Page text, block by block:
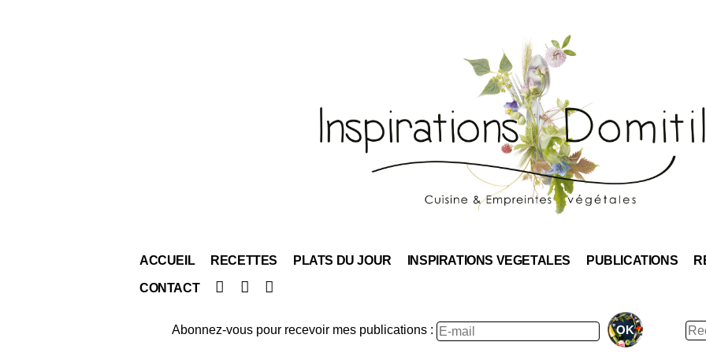
Skip
to
content
ACCUEIL RECETTES PLATS DU JOUR INSPIRATIONS VEGETALES PUBLICATIONS
CONTACT
Abonnez-vous pour recevoir mes publications :
: